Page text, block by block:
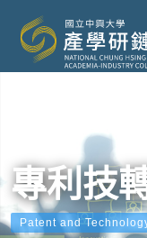
專利技
Patent and